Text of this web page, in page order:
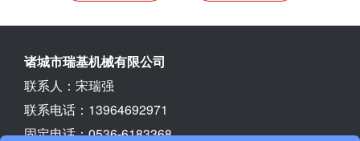
诸城市瑞基机械有限公司
联系人：宋瑞强
联系电话：13964692971
固定电话：0536-6183368